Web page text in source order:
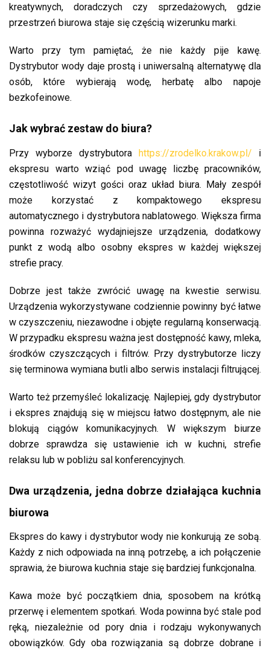
kreatywnych, doradczych czy sprzedażowych, gdzie
przestrzeń biurowa staje się częścią wizerunku marki.
Warto przy tym pamiętać, że nie każdy pije kawę.
Dystrybutor wody daje prostą i uniwersalną alternatywę dla
osób, które wybierają wodę, herbatę albo napoje
bezkofeinowe.
Jak wybrać zestaw do biura?
Przy wyborze dystrybutora https://zrodelko.krakow.pl/ i
ekspresu warto wziąć pod uwagę liczbę pracowników,
częstotliwość wizyt gości oraz układ biura. Mały zespół
może korzystać z kompaktowego ekspresu
automatycznego i dystrybutora nablatowego. Większa firma
powinna rozważyć wydajniejsze urządzenia, dodatkowy
punkt z wodą albo osobny ekspres w każdej większej
strefie pracy.
Dobrze jest także zwrócić uwagę na kwestie serwisu.
Urządzenia wykorzystywane codziennie powinny być łatwe
w czyszczeniu, niezawodne i objęte regularną konserwacją.
W przypadku ekspresu ważna jest dostępność kawy, mleka,
środków czyszczących i filtrów. Przy dystrybutorze liczy
się terminowa wymiana butli albo serwis instalacji filtrującej.
Warto też przemyśleć lokalizację. Najlepiej, gdy dystrybutor
i ekspres znajdują się w miejscu łatwo dostępnym, ale nie
blokują ciągów komunikacyjnych. W większym biurze
dobrze sprawdza się ustawienie ich w kuchni, strefie
relaksu lub w pobliżu sal konferencyjnych.
Dwa urządzenia, jedna dobrze działająca kuchnia
biurowa
Ekspres do kawy i dystrybutor wody nie konkurują ze sobą.
Każdy z nich odpowiada na inną potrzebę, a ich połączenie
sprawia, że biurowa kuchnia staje się bardziej funkcjonalna.
Kawa może być początkiem dnia, sposobem na krótką
przerwę i elementem spotkań. Woda powinna być stale pod
ręką, niezależnie od pory dnia i rodzaju wykonywanych
obowiązków. Gdy oba rozwiązania są dobrze dobrane i